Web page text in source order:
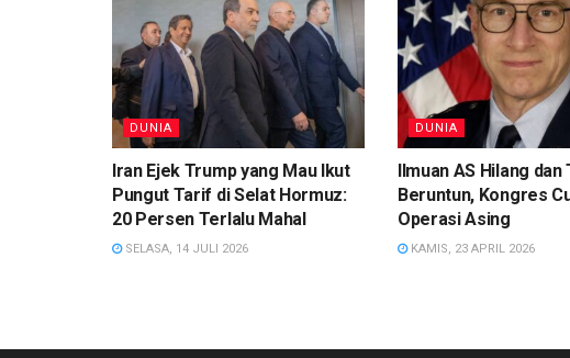
DUNIA
Iran Ejek Trump yang Mau Ikut
Pungut Tarif di Selat Hormuz:
20 Persen Terlalu Mahal
SELASA, 14 JULI 2026
DUNIA
Ilmuan AS Hilang dan
Beruntun, Kongres
Operasi Asing
KAMIS, 23 APRIL 2026